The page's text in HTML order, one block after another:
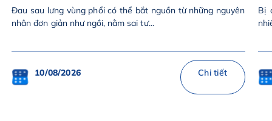
Đau sau lưng vùng phổi có thể bắt nguồn từ những nguyên
nhân đơn giản như ngồi, nằm sai tư...
10/08/2026 Chi tiết
Bị